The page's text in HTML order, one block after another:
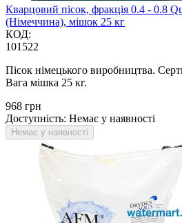
Кварцовий пісок, фракція 0.4 - 0.8
(Німеччина), мішок 25 кг
КОД:
101522
Пісок німецького виробництва.
Вага мішка 25 кг.
‍968‍ грн
Доступність: Немає у наявності
Немає у наявності